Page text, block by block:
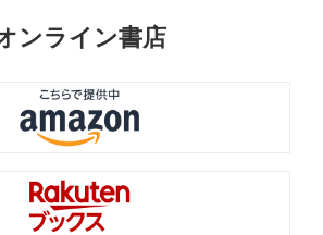
ンライン書店